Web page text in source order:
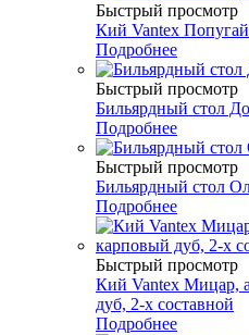
Быстрый просмотр
Кий Vantex
Подробнее
Быстрый просмотр
Бильярдный стол
Подробнее
Быстрый просмотр
Бильярдный стол
Подробнее
Быстрый просмотр
Кий Vantex Мицар,
дуб, 2-х составной
Подробнее